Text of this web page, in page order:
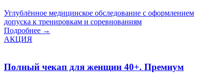
Углублённое медицинское обследование с оформлением
допуска к тренировкам и соревнованиям
Подробнее →
АКЦИЯ
Полный чекап для женщин 40+. Премиум